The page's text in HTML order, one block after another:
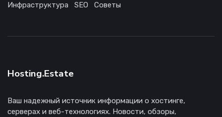
Инфраструктура
SEO Советы
Hosting.Estate
Ваш надежный источник информации о хостинге,
серверах и веб-технологиях. Новости, обзоры,